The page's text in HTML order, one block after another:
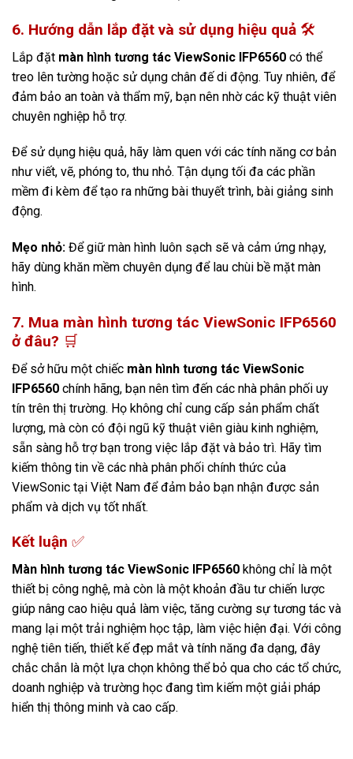
6. Hướng dẫn lắp đặt và sử dụng hiệu quả 🛠️
Lắp đặt màn hình tương tác ViewSonic IFP6560 có thể
treo lên tường hoặc sử dụng chân đế di động. Tuy nhiên, để
đảm bảo an toàn và thẩm mỹ, bạn nên nhờ các kỹ thuật viên
chuyên nghiệp hỗ trợ.
Để sử dụng hiệu quả, hãy làm quen với các tính năng cơ bản
như viết, vẽ, phóng to, thu nhỏ. Tận dụng tối đa các phần
mềm đi kèm để tạo ra những bài thuyết trình, bài giảng sinh
động.
Mẹo nhỏ: Để giữ màn hình luôn sạch sẽ và cảm ứng nhạy,
hãy dùng khăn mềm chuyên dụng để lau chùi bề mặt màn
hình.
7. Mua màn hình tương tác ViewSonic IFP6560
ở đâu? 🛒
Để sở hữu một chiếc màn hình tương tác ViewSonic
IFP6560 chính hãng, bạn nên tìm đến các nhà phân phối uy
tín trên thị trường. Họ không chỉ cung cấp sản phẩm chất
lượng, mà còn có đội ngũ kỹ thuật viên giàu kinh nghiệm,
sẵn sàng hỗ trợ bạn trong việc lắp đặt và bảo trì. Hãy tìm
kiếm thông tin về các nhà phân phối chính thức của
ViewSonic tại Việt Nam để đảm bảo bạn nhận được sản
phẩm và dịch vụ tốt nhất.
Kết luận ✅
Màn hình tương tác ViewSonic IFP6560 không chỉ là một
thiết bị công nghệ, mà còn là một khoản đầu tư chiến lược
giúp nâng cao hiệu quả làm việc, tăng cường sự tương tác và
mang lại một trải nghiệm học tập, làm việc hiện đại. Với công
nghệ tiên tiến, thiết kế đẹp mắt và tính năng đa dạng, đây
chắc chắn là một lựa chọn không thể bỏ qua cho các tổ chức,
doanh nghiệp và trường học đang tìm kiếm một giải pháp
hiển thị thông minh và cao cấp.